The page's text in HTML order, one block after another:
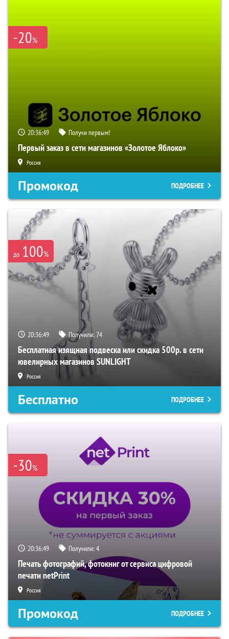
-20%
20:36:48 Получи первым!
Первый заказ в сети магазинов «Золотое Яблоко»
Россия
Промокод ПОДРОБНЕЕ
до 100%
20:36:48 Получили:74
Бесплатная изящная подвеска или скидка 500р. в сети
ювелирных магазинов SUNLIGHT
Россия
Бесплатно ПОДРОБНЕЕ
-30%
20:36:48 Получили:4
Печать фотографий, фотокниг от сервиса цифровой
печати netPrint
Россия
Промокод ПОДРОБНЕЕ